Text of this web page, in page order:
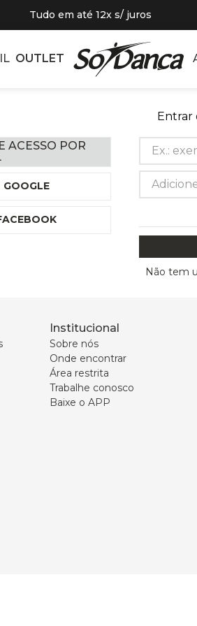
Tudo em até 12x s/ juros
OUTLET
ACESSO POR
GOOGLE
Entrar
Não tem
Institucional
Sobre nós
Onde encontrar
Área restrita
Trabalhe conosco
Baixe o APP